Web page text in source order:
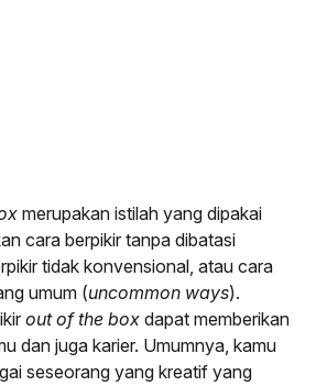
merupakan istilah yang dipakai
cara berpikir tanpa dibatasi
tidak konvensional, atau cara
umum (uncommon ways).
out of the box dapat memberikan
dan juga karier. Umumnya, kamu
seseorang yang kreatif yang